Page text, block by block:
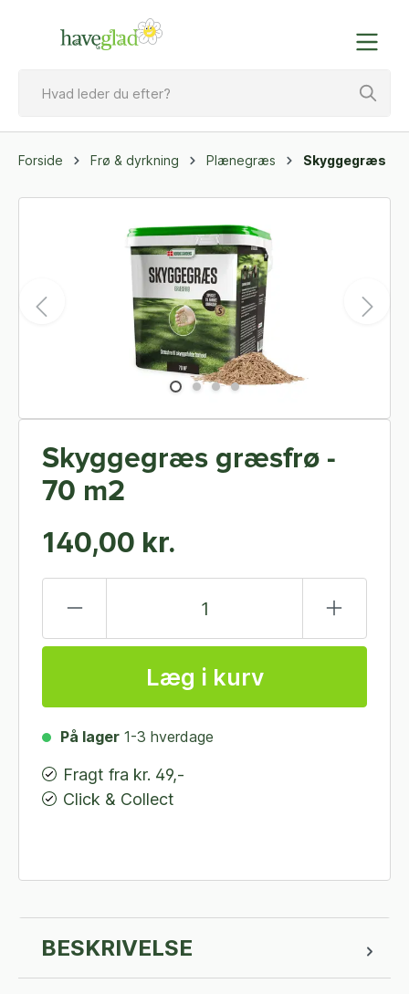
Forside Frø & dyrkning Plænegræs Skyggegræs
Skyggegræs græsfrø -
70 m2
140,00 kr.
Læg i kurv
På lager 1-3 hverdage
Fragt fra kr. 49,-
Click & Collect
BESKRIVELSE